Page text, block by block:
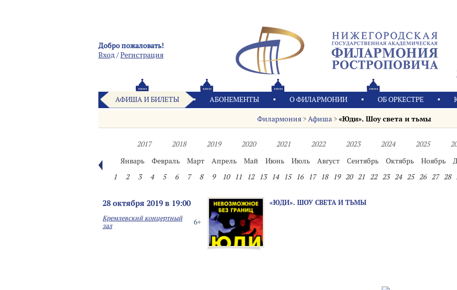
Добро пожаловать!
Вход/Pегистрация
АФИША И БИЛЕТЫ АБОНЕМЕНТЫ О ФИЛАРМОНИИ OБ ОРКЕСТРЕ
Филармония >Афиша >«Юди». Шоу света и тьмы
2017 2018 2019 2020 2021 2022 2023 2024 2025
Январь
Февраль Март Апрель Май Июнь Июль Август Сентябрь Октябрь Ноябрь
1
2 3 4 5 6 7 8 9 10 11 12 13 14 15 16 17 18 19 20 21 22 23 24 25 26 27 28
28 октября 2019 в 19:00
6+
Кремлевский концертный
зал
«ЮДИ». ШОУ СВЕТА И ТЬМЫ